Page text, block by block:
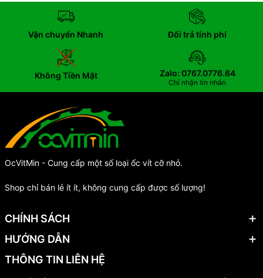
Vận chuyển Nhanh Đổi trả tính phí
Không Tiền Mặt Zalo: 0767.0776.64
Chỉ nhận tin nhắn
OcVitMin - Cung cấp một số loại ốc vít cỡ nhỏ.
Shop chỉ bán lẻ ít ít, không cung cấp được số lượng!
CHÍNH SÁCH
HƯỚNG DẪN
THÔNG TIN LIÊN HỆ